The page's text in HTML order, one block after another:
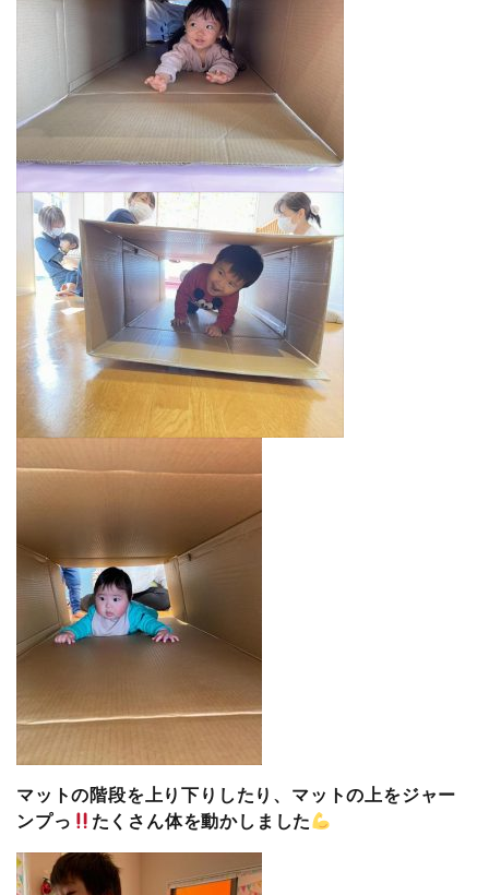
マットの階段を上り下りしたり、マットの上をジャー
ンプっ
たくさん体を動かしました